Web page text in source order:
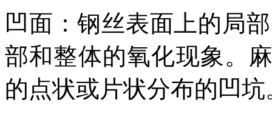
凹面：钢丝表面上的局
部和整体的氧化现象。
的点状或片状分布的凹坑